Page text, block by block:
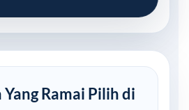
Ramai Pilih di